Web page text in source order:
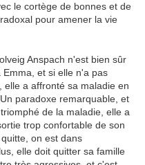
le cortège de bonnes et de
pour amener la vie
Anspach n'est bien sûr
et si elle n'a pas
a affronté sa maladie en
paradoxe remarquable, et
de la maladie, elle a
trop confortable de son
on est dans
elle doit quitter sa famille